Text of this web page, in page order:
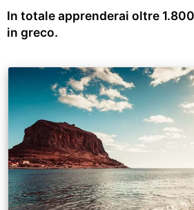
In totale apprenderai oltre
in greco.